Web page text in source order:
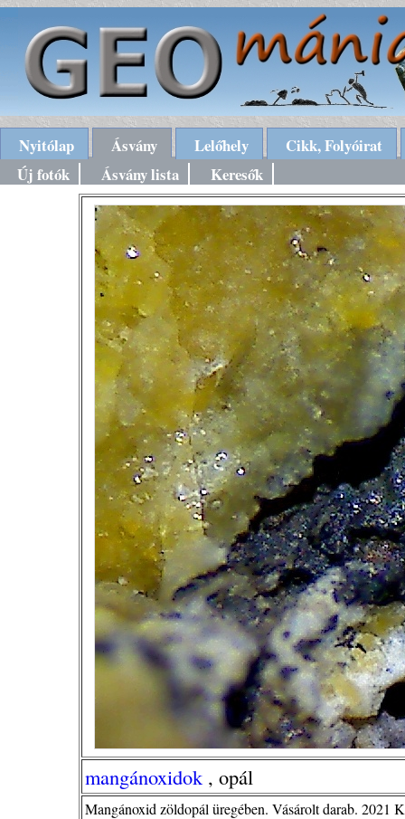
Nyitólap Ásvány Lelőhely
Cikk, Folyóirat
Új fotók
Ásvány lista Keresők
mangánoxidok, opál
Mangánoxid zöldopál üregében. Vásárolt darab. 2021